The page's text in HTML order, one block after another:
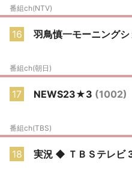
番組ch(NTV)
16 羽鳥慎一モーニング
番組ch(朝日)
17 NEWS23★3 (1002)
番組ch(TBS)
18 実況 ◆ ＴＢＳテレビ